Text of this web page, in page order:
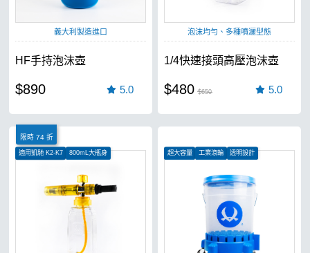
義大利製造進口
HF手持泡沫壺
$890 5.0
泡沫均勻、多種噴灑型態
1/4快速接頭高壓泡沫壺
$480 $650 5.0
限時 74 折
適用凱馳 K2-K7
800mL大瓶身
超大容量 工業滾輪 透明設計